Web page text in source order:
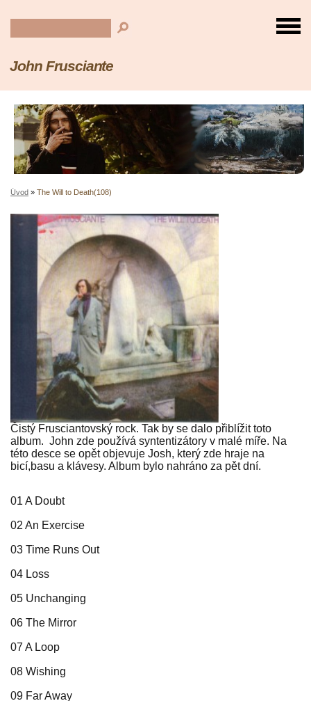
John Frusciante
Úvod » The Will to Death(108)
Čistý Frusciantovský rock. Tak by se dalo přiblížit toto
album. John zde používá syntentizátory v malé míře. Na
této desce se opět objevuje Josh, který zde hraje na
bicí,basu a klávesy. Album bylo nahráno za pět dní.
01 A Doubt
02 An Exercise
03 Time Runs Out
04 Loss
05 Unchanging
06 The Mirror
07 A Loop
08 Wishing
09 Far Away